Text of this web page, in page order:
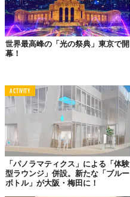
世界最高峰の「光の祭典」東京で開
幕！
ACTIVITY
「パノラマティクス」による「体験
型ラウンジ」併設。新たな「ブルー
ボトル」が大阪・梅田に！